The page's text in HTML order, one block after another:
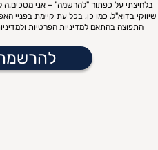
בלחיצתי על כפתור "להרשמה" – אני מסכים.ה
שיווקי בדוא"ל. כמו כן, בכל עת קיימת בפניי
התפוצה בהתאם למדיניות הפרטיות